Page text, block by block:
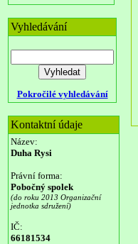
Vyhledávání
Pokročilé vyhledávání
Kontaktní údaje
Název:
Duha Rysi
Právní forma:
Pobočný spolek
(do roku 2013 Organizační
jednotka sdružení)
IČ:
66181534